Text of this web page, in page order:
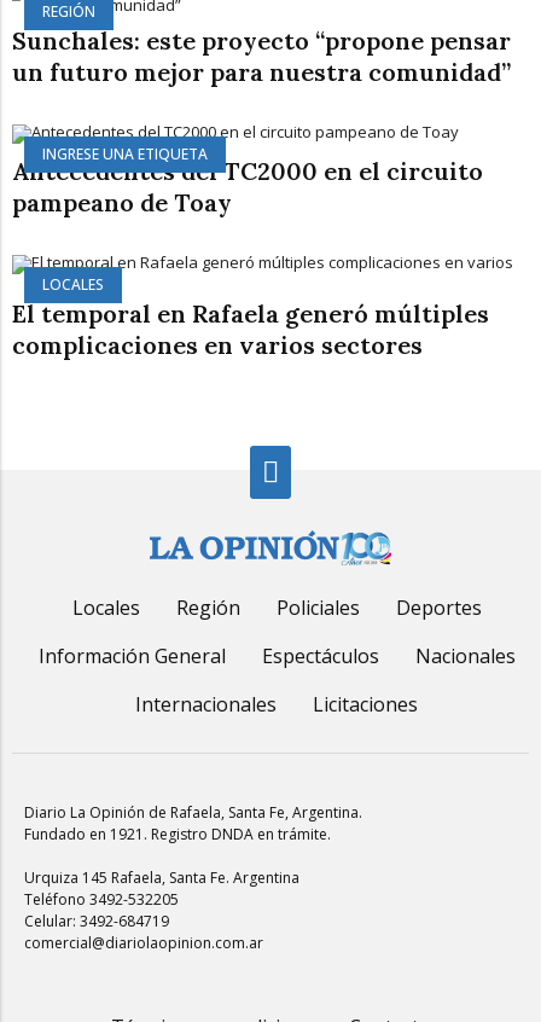
REGIÓN
Sunchales: este proyecto “propone pensar
un futuro mejor para nuestra comunidad”
INGRESE UNA ETIQUETA
Antecedentes del TC2000 en el circuito
pampeano de Toay
LOCALES
El temporal en Rafaela generó múltiples
complicaciones en varios sectores
Locales Región Policiales
Deportes
Información General
Espectáculos
Nacionales
Internacionales
Licitaciones
Diario La Opinión de Rafaela, Santa Fe, Argentina.
Fundado en 1921. Registro DNDA en trámite.
Urquiza 145 Rafaela, Santa Fe. Argentina
Teléfono 3492-532205
Celular: 3492-684719
comercial@diariolaopinion.com.ar